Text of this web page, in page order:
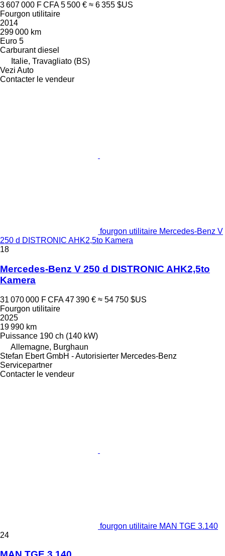
3 607 000 F CFA 5 500 € ≈ 6 355 $US
Fourgon utilitaire
2014
299 000 km
Euro 5
Carburant diesel
Italie, Travagliato (BS)
Vezi Auto
Contacter le vendeur
fourgon utilitaire Mercedes-Benz V
250 d DISTRONIC AHK2,5to Kamera
18
Mercedes-Benz V 250 d DISTRONIC AHK2,5to
Kamera
31 070 000 F CFA 47 390 € ≈ 54 750 $US
Fourgon utilitaire
2025
19 990 km
Puissance 190 ch (140 kW)
Allemagne, Burghaun
Stefan Ebert GmbH - Autorisierter Mercedes-Benz
Servicepartner
Contacter le vendeur
fourgon utilitaire MAN TGE 3.140
24